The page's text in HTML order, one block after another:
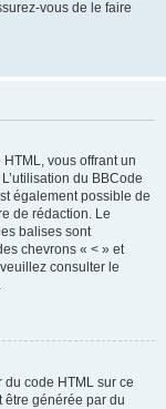
vous de le faire
vous offrant un
du BBCode
également possible de
de rédaction. Le
balises sont
chevrons « < » et
consulter le
du code HTML sur ce
être générée par du